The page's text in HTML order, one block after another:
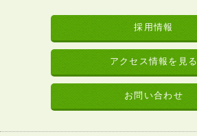
採用情報
アクセス情報を見る
お問い合わせ